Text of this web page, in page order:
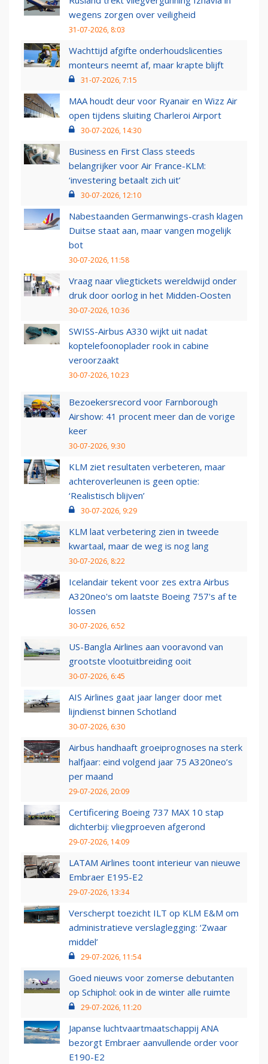
wegens zorgen over veiligheid
31-07-2026, 8:03
Wachttijd afgifte onderhoudslicenties
monteurs neemt af, maar krapte blijft
31-07-2026, 7:15
MAA houdt deur voor Ryanair en Wizz Air
open tijdens sluiting Charleroi Airport
30-07-2026, 14:30
Business en First Class steeds
belangrijker voor Air France-KLM:
‘investering betaalt zich uit’
30-07-2026, 12:10
Nabestaanden Germanwings-crash klagen
Duitse staat aan, maar vangen mogelijk
bot
30-07-2026, 11:58
Vraag naar vliegtickets wereldwijd onder
druk door oorlog in het Midden-Oosten
30-07-2026, 10:36
SWISS-Airbus A330 wijkt uit nadat
koptelefoonoplader rook in cabine
veroorzaakt
30-07-2026, 10:23
Bezoekersrecord voor Farnborough
Airshow: 41 procent meer dan de vorige
keer
30-07-2026, 9:30
KLM ziet resultaten verbeteren, maar
achteroverleunen is geen optie:
‘Realistisch blijven’
30-07-2026, 9:29
KLM laat verbetering zien in tweede
kwartaal, maar de weg is nog lang
30-07-2026, 8:22
Icelandair tekent voor zes extra Airbus
A320neo's om laatste Boeing 757's af te
lossen
30-07-2026, 6:52
US-Bangla Airlines aan vooravond van
grootste vlootuitbreiding ooit
30-07-2026, 6:45
AIS Airlines gaat jaar langer door met
lijndienst binnen Schotland
30-07-2026, 6:30
Airbus handhaaft groeiprognoses na sterk
halfjaar: eind volgend jaar 75 A320neo’s
per maand
29-07-2026, 20:09
Certificering Boeing 737 MAX 10 stap
dichterbij: vliegproeven afgerond
29-07-2026, 14:09
LATAM Airlines toont interieur van nieuwe
Embraer E195-E2
29-07-2026, 13:34
Verscherpt toezicht ILT op KLM E&M om
administratieve verslaglegging: ‘Zwaar
middel’
29-07-2026, 11:54
Goed nieuws voor zomerse debutanten
op Schiphol: ook in de winter alle ruimte
29-07-2026, 11:20
Japanse luchtvaartmaatschappij ANA
bezorgt Embraer aanvullende order voor
E190-E2